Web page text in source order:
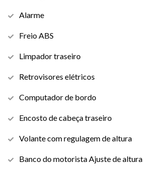
Alarme
Freio ABS
Limpador traseiro
Retrovisores elétricos
Computador de bordo
Encosto de cabeça traseiro
Volante com regulagem de altura
Banco do motorista Ajuste de altura